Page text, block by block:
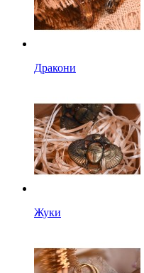
Дракони
Жуки